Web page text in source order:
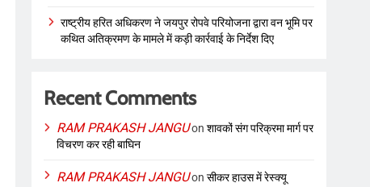
राष्ट्रीय हरित अधिकरण ने जयपुर रोपवे परियोजना द्वारा वन भूमि पर
कथित अतिक्रमण के मामले में कड़ी कार्रवाई के निर्देश दिए
Recent Comments
RAM PRAKASH JANGUonशावकों संग परिक्रमा मार्ग पर
विचरण कर रही बाघिन
RAM PRAKASH JANGUonसीकर हाउस में रेस्क्यू